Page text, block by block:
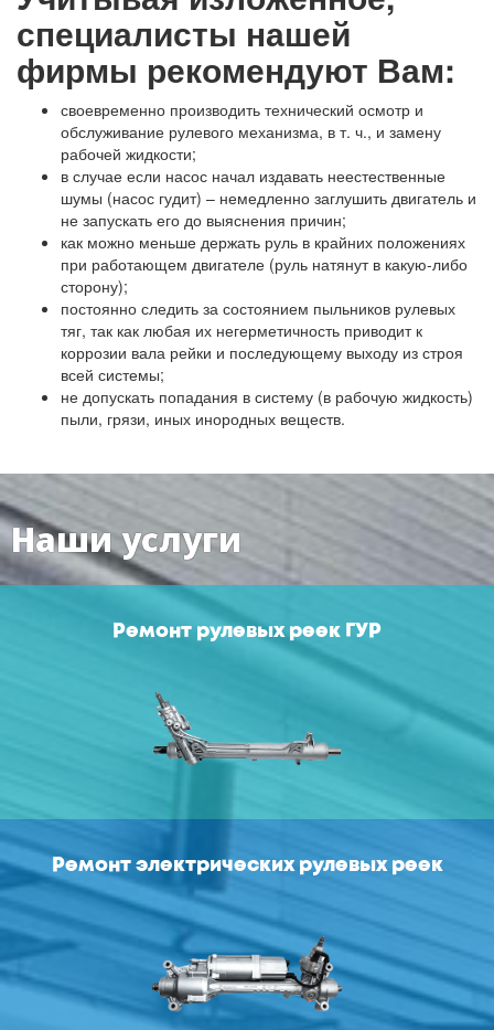
специалисты нашей
фирмы рекомендуют Вам:
своевременно производить технический осмотр и
обслуживание рулевого механизма, в т. ч., и замену
рабочей жидкости;
в случае если насос начал издавать неестественные
шумы (насос гудит) – немедленно заглушить двигатель и
не запускать его до выяснения причин;
как можно меньше держать руль в крайних положениях
при работающем двигателе (руль натянут в какую-либо
сторону);
постоянно следить за состоянием пыльников рулевых
тяг, так как любая их негерметичность приводит к
коррозии вала рейки и последующему выходу из строя
всей системы;
не допускать попадания в систему (в рабочую жидкость)
пыли, грязи, иных инородных веществ.
Наши услуги
Ремонт рулевых реек ГУР
Ремонт электрических рулевых реек